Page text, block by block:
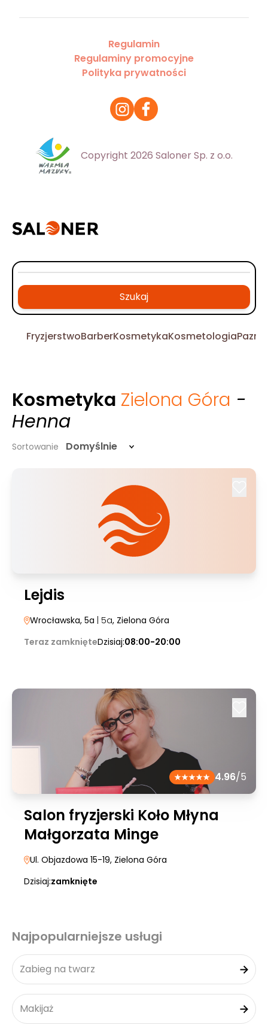
Regulamin
Regulaminy promocyjne
Polityka prywatności
Copyright 2026 Saloner Sp. z o.o.
Szukaj
FryzjerstwoBarberKosmetykaKosmetologia
Kosmetyka Zielona Góra -
Henna
Sortowanie Domyślnie
Lejdis
Wrocławska, 5a | 5a, Zielona Góra
Teraz zamknięteDzisiaj:08:00-20:00
4.96/5
Salon fryzjerski Koło Młyna
Małgorzata Minge
Ul. Objazdowa 15-19, Zielona Góra
Dzisiaj:zamknięte
Najpopularniejsze usługi
Zabieg na twarz
Makijaż